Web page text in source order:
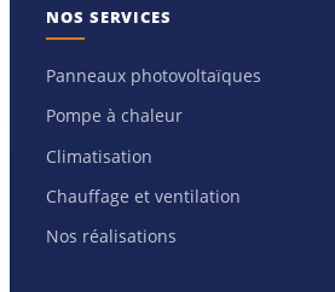
NOS SERVICES
Panneaux photovoltaïques
Pompe à chaleur
Climatisation
Chauffage et ventilation
Nos réalisations